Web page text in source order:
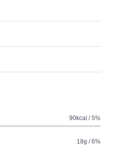
90kcal / 5%
18g / 6%